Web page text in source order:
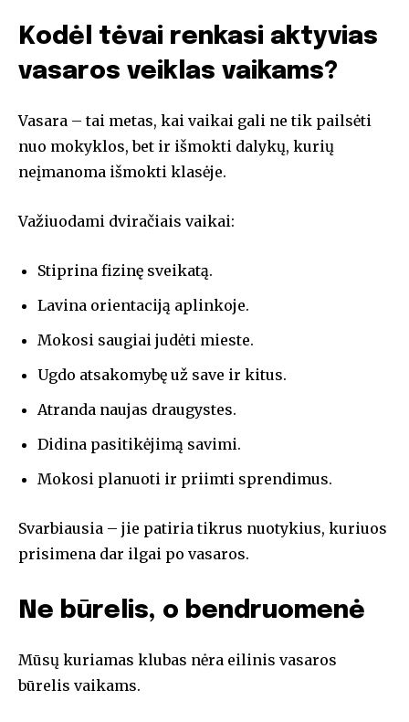
Kodėl tėvai renkasi aktyvias
vasaros veiklas vaikams?
Vasara – tai metas, kai vaikai gali ne tik pailsėti
nuo mokyklos, bet ir išmokti dalykų, kurių
neįmanoma išmokti klasėje.
Važiuodami dviračiais vaikai:
Stiprina fizinę sveikatą.
Lavina orientaciją aplinkoje.
Mokosi saugiai judėti mieste.
Ugdo atsakomybę už save ir kitus.
Atranda naujas draugystes.
Didina pasitikėjimą savimi.
Mokosi planuoti ir priimti sprendimus.
Svarbiausia – jie patiria tikrus nuotykius, kuriuos
prisimena dar ilgai po vasaros.
Ne būrelis, o bendruomenė
Mūsų kuriamas klubas nėra eilinis vasaros
būrelis vaikams.